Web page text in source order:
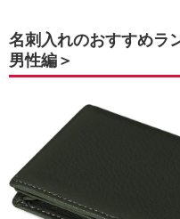
名刺入れのおすすめラ
男性編＞